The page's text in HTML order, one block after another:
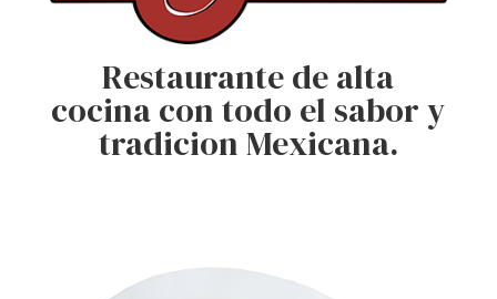
Restaurante de alta
cocina con todo el sabor y
tradicion Mexicana.